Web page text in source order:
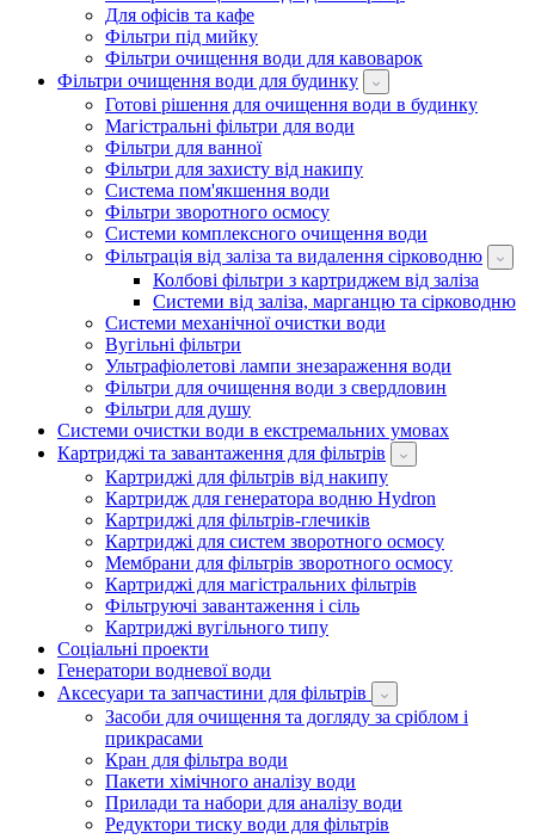
Для офісів та кафе
Фільтри під мийку
Фільтри очищення води для кавоварок
Фільтри очищення води для будинку
Готові рішення для очищення води в будинку
Магістральні фільтри для води
Фільтри для ванної
Фільтри для захисту від накипу
Система пом'якшення води
Фільтри зворотного осмосу
Системи комплексного очищення води
Фільтрація від заліза та видалення сірководню
Колбові фільтри з картриджем від заліза
Системи від заліза, марганцю та сірководню
Системи механічної очистки води
Вугільні фільтри
Ультрафіолетові лампи знезараження води
Фільтри для очищення води з свердловин
Фільтри для душу
Системи очистки води в екстремальних умовах
Картриджі та завантаження для фільтрів
Картриджі для фільтрів від накипу
Картридж для генератора водню Hydron
Картриджі для фільтрів-глечиків
Картриджі для систем зворотного осмосу
Мембрани для фільтрів зворотного осмосу
Картриджі для магістральних фільтрів
Фільтруючі завантаження і сіль
Картриджі вугільного типу
Соціальні проекти
Генератори водневої води
Аксесуари та запчастини для фільтрів
Засоби для очищення та догляду за сріблом і
прикрасами
Кран для фільтра води
Пакети хімічного аналізу води
Прилади та набори для аналізу води
Редуктори тиску води для фільтрів